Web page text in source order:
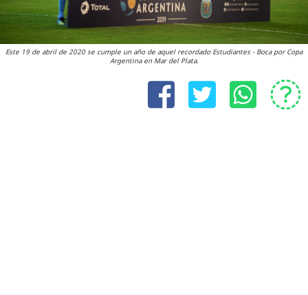
Este 19 de abril de 2020 se cumple un año de aquel recordado Estudiantes - Boca por Copa
Argentina en Mar del Plata.